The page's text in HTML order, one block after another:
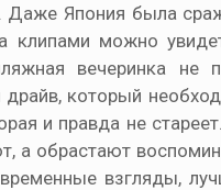
Япония была
клипами можно
вечеринка не
который
и правда не
а обрастают
взгляды,